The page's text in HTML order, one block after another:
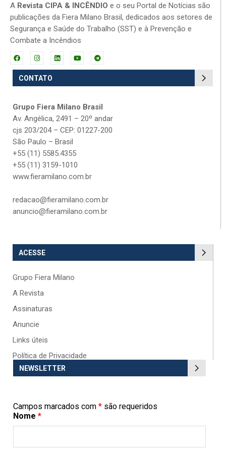
A Revista CIPA & INCÊNDIO e o seu Portal de Notícias são
publicações da Fiera Milano Brasil, dedicados aos setores de
Segurança e Saúde do Trabalho (SST) e à Prevenção e
Combate a Incêndios
CONTATO
Grupo Fiera Milano Brasil
Av. Angélica, 2491 – 20º andar
cjs 203/204 – CEP: 01227-200
São Paulo – Brasil
+55 (11) 5585.4355
+55 (11) 3159-1010
www.fieramilano.com.br
redacao@fieramilano.com.br
anuncio@fieramilano.com.br
ACESSE
Grupo Fiera Milano
A Revista
Assinaturas
Anuncie
Links úteis
Política de Privacidade
NEWSLETTER
Campos marcados com * são requeridos
Nome *